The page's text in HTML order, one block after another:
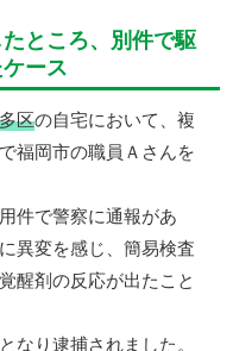
ところ、別件で駆
ース
区の自宅において、複
福岡市の職員Ａさんを
件で警察に通報があ
異変を感じ、簡易検査
醒剤の反応が出たこと
となり逮捕されました。